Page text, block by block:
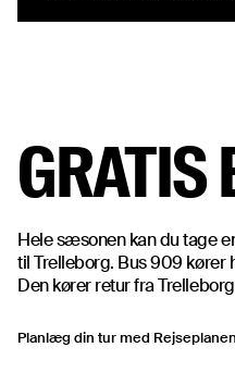
GRATIS
Hele sæsonen kan du tage
til Trelleborg. Bus 909 kører
Den kører retur fra
Planlæg din tur med Rejseplanen